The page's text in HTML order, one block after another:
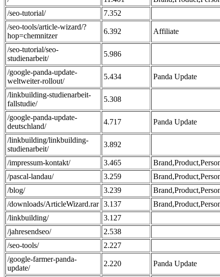
/seo-tutorial/
7.352
/seo-tools/article-wizard/?
hop=chemnitzer
6.392 Affiliate
/seo-tutorial/seo-
studienarbeit/
5.986
/google-panda-update-
weltweiter-rollout/
5.434 Panda Update
/linkbuilding-studienarbeit-
fallstudie/
5.308
/google-panda-update-
deutschland/
4.717 Panda Update
/linkbuilding/linkbuilding-
studienarbeit/
3.892
/impressum-kontakt/ 3.465
/pascal-landau/
3.259
/blog/
3.239
/downloads/ArticleWizard.rar 3.137
/linkbuilding/
3.127
/jahresendseo/
2.538
/seo-tools/
2.227
/google-farmer-panda-
update/
2.220 Panda Update